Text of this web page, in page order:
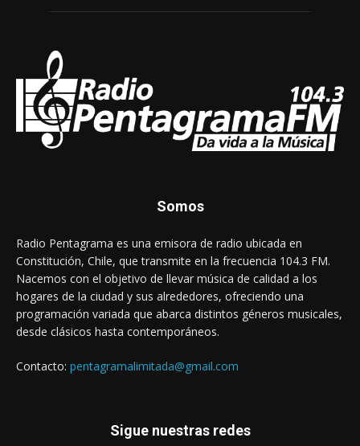
Somos
Radio Pentagrama es una emisora de radio ubicada en
Constitución, Chile, que transmite en la frecuencia 104.3 FM.
Nacemos con el objetivo de llevar música de calidad a los
hogares de la ciudad y sus alrededores, ofreciendo una
programación variada que abarca distintos géneros musicales,
desde clásicos hasta contemporáneos.
Contacto: pentagramalimitada@gmail.com
Sigue nuestras redes